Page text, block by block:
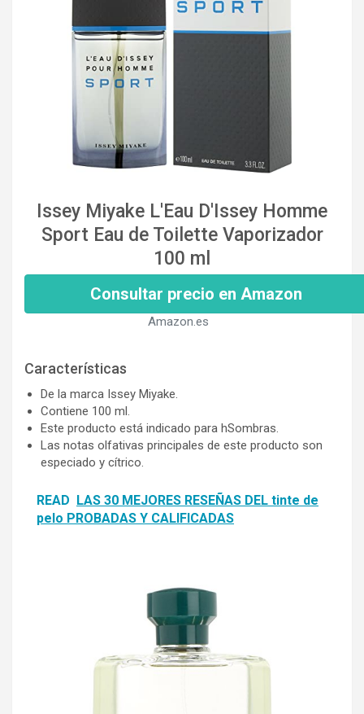
Issey Miyake L'Eau D'Issey Homme
Sport Eau de Toilette Vaporizador
100 ml
Consultar precio en Amazon
Amazon.es
Características
De la marca Issey Miyake.
Contiene 100 ml.
Este producto está indicado para hSombras.
Las notas olfativas principales de este producto son
especiado y cítrico.
READ LAS 30 MEJORES RESEÑAS DEL tinte de
pelo PROBADAS Y CALIFICADAS